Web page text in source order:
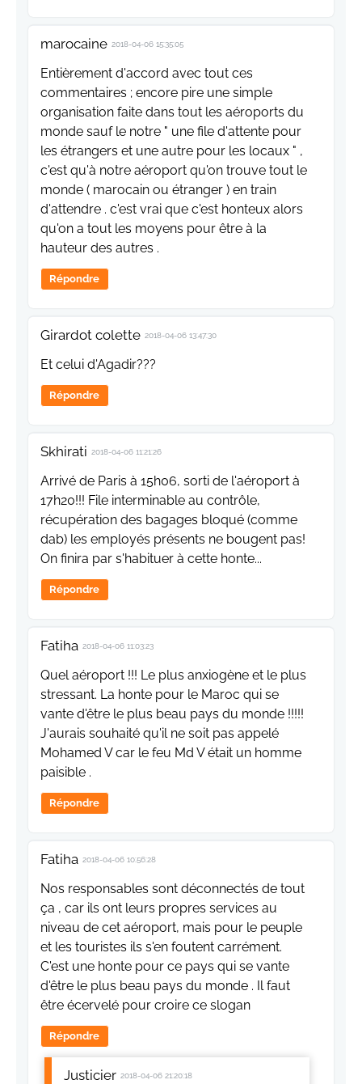
marocaine 2018-04-06 15:35:05
Entièrement d'accord avec tout ces
commentaires ; encore pire une simple
organisation faite dans tout les aéroports du
monde sauf le notre " une file d'attente pour
les étrangers et une autre pour les locaux " ,
c'est qu'à notre aéroport qu'on trouve tout le
monde ( marocain ou étranger ) en train
d'attendre . c'est vrai que c'est honteux alors
qu'on a tout les moyens pour être à la
hauteur des autres .
Répondre
Girardot colette 2018-04-06 13:47:30
Et celui d'Agadir???
Répondre
Skhirati 2018-04-06 11:21:26
Arrivé de Paris à 15h06, sorti de l'aéroport à
17h20!!! File interminable au contrôle,
récupération des bagages bloqué (comme
dab) les employés présents ne bougent pas!
On finira par s'habituer à cette honte...
Répondre
Fatiha 2018-04-06 11:03:23
Quel aéroport !!! Le plus anxiogène et le plus
stressant. La honte pour le Maroc qui se
vante d'être le plus beau pays du monde !!!!!
J'aurais souhaité qu'il ne soit pas appelé
Mohamed V car le feu Md V était un homme
paisible .
Répondre
Fatiha 2018-04-06 10:56:28
Nos responsables sont déconnectés de tout
ça , car ils ont leurs propres services au
niveau de cet aéroport, mais pour le peuple
et les touristes ils s'en foutent carrément.
C'est une honte pour ce pays qui se vante
d'être le plus beau pays du monde . Il faut
être écervelé pour croire ce slogan
Répondre
Justicier 2018-04-06 21:20:18